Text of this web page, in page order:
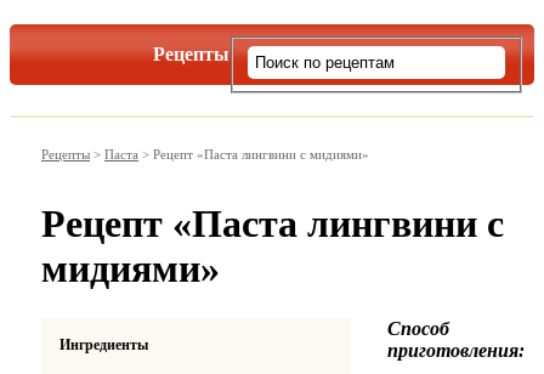
Рецепты
Рецепты > Паста > Рецепт «Паста лингвини с мидиями»
Рецепт «Паста лингвини с
мидиями»
Ингредиенты
Способ
приготовления: